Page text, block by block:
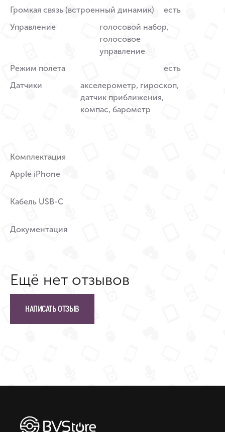
Громкая связь (встроенный динамик)
есть
Управление
голосовой набор,
голосовое
управление
Режим полета
есть
Датчики
акселерометр, гироскоп,
датчик приближения,
компас, барометр
Комплектация
Apple iPhone
Кабель USB-C
Документация
Ещё нет отзывов
НАПИСАТЬ ОТЗЫВ